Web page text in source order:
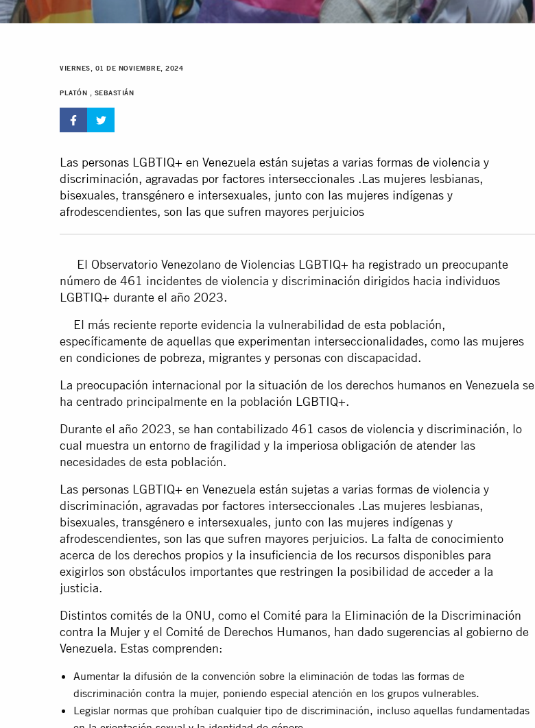
VIERNES, 01 DE NOVIEMBRE, 2024
PLATÓN , SEBASTIÁN
Las personas LGBTIQ+ en Venezuela están sujetas a varias formas de violencia y
discriminación, agravadas por factores interseccionales .Las mujeres lesbianas,
bisexuales, transgénero e intersexuales, junto con las mujeres indígenas y
afrodescendientes, son las que sufren mayores perjuicios
El Observatorio Venezolano de Violencias LGBTIQ+ ha registrado un preocupante
número de 461 incidentes de violencia y discriminación dirigidos hacia individuos
LGBTIQ+ durante el año 2023.
El más reciente reporte evidencia la vulnerabilidad de esta población,
específicamente de aquellas que experimentan interseccionalidades, como las mujeres
en condiciones de pobreza, migrantes y personas con discapacidad.
La preocupación internacional por la situación de los derechos humanos en Venezuela se
ha centrado principalmente en la población LGBTIQ+.
Durante el año 2023, se han contabilizado 461 casos de violencia y discriminación, lo
cual muestra un entorno de fragilidad y la imperiosa obligación de atender las
necesidades de esta población.
Las personas LGBTIQ+ en Venezuela están sujetas a varias formas de violencia y
discriminación, agravadas por factores interseccionales .Las mujeres lesbianas,
bisexuales, transgénero e intersexuales, junto con las mujeres indígenas y
afrodescendientes, son las que sufren mayores perjuicios. La falta de conocimiento
acerca de los derechos propios y la insuficiencia de los recursos disponibles para
exigirlos son obstáculos importantes que restringen la posibilidad de acceder a la
justicia.
Distintos comités de la ONU, como el Comité para la Eliminación de la Discriminación
contra la Mujer y el Comité de Derechos Humanos, han dado sugerencias al gobierno de
Venezuela. Estas comprenden:
Aumentar la difusión de la convención sobre la eliminación de todas las formas de
discriminación contra la mujer, poniendo especial atención en los grupos vulnerables.
Legislar normas que prohíban cualquier tipo de discriminación, incluso aquellas fundamentadas